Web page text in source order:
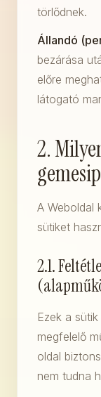
törlődnek.
Állandó
bezárása
előre
látogató
2.
A Weboldal
sütiket
2.1.
Ezek a
megfelelő
oldal
nem tudna